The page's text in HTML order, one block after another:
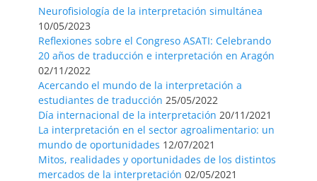
Neurofisiología de la interpretación simultánea
10/05/2023
Reflexiones sobre el Congreso ASATI: Celebrando
20 años de traducción e interpretación en Aragón
02/11/2022
Acercando el mundo de la interpretación a
estudiantes de traducción 25/05/2022
Día internacional de la interpretación 20/11/2021
La interpretación en el sector agroalimentario: un
mundo de oportunidades 12/07/2021
Mitos, realidades y oportunidades de los distintos
mercados de la interpretación 02/05/2021